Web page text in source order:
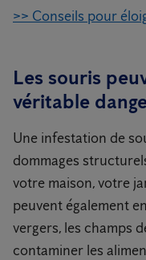
>> Conseils pour
Les souris
véritable
Une infestation de
dommages
votre maison, votre
peuvent également
vergers, les champs
contaminer les